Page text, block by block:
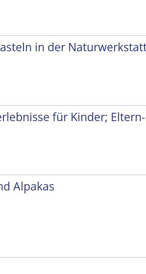
in der
für Kinder;
Alpakas